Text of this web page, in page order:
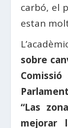
carbó, el
estan
sobre
Comissió
“Las
mejorar